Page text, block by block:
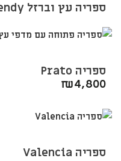
ספריה עץ וברזל Fendy
ספריה Prato
₪4,800
ספריה Valencia